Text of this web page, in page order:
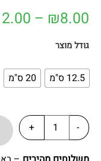
₪8.00
–
גודל מוצר
12.5 ס"מ 20 ס"מ
-
+